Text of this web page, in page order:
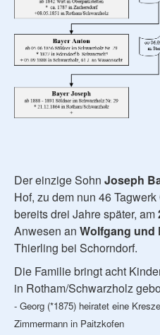
Der einzige Sohn Joseph
Hof, zu dem nun 46
bereits drei Jahre später, am
Anwesen an Wolfgang und
Thierling bei Schorndorf.
Die Familie bringt acht
in Rotham/Schwarzholz
- Georg (*1875) heiratet eine
Zimmermann in Paitzkofen